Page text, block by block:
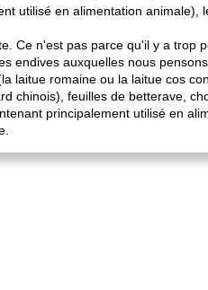
utilisé en alimentation animale),
Ce n'est pas parce qu'il y a trop
endives auxquelles nous
laitue romaine ou la laitue cos
chinois), feuilles de betterave,
principalement utilisé en